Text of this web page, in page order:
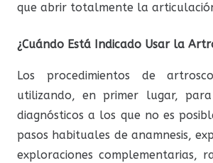
que abrir totalmente la
¿Cuándo Está Indicado Usar la
Los procedimientos de
utilizando, en primer lugar,
diagnósticos a los que no es
pasos habituales de anamnesis,
exploraciones complementarias,